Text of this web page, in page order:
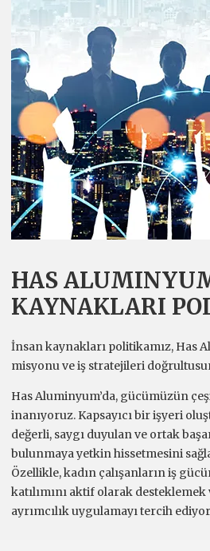
HAS
KAYNAKLARI
İnsan kaynakları politikamız, Has
misyonu ve iş stratejileri
Has Aluminyum’da, gücümüzün
inanıyoruz. Kapsayıcı bir işyeri
değerli, saygı duyulan ve ortak
bulunmaya yetkin hissetmesini
Özellikle, kadın çalışanların iş
katılımını aktif olarak
ayrımcılık uygulamayı tercih